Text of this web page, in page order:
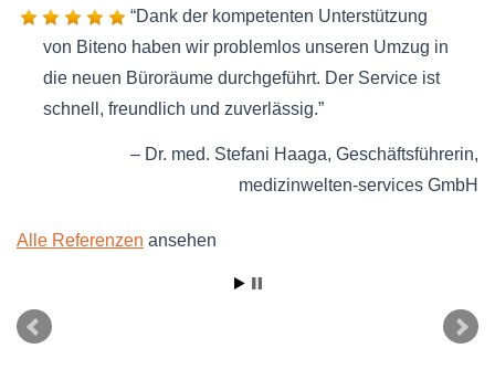
Dank der kompetenten Unterstützung
von Biteno haben wir problemlos unseren Umzug in
die neuen Büroräume durchgeführt. Der Service ist
schnell, freundlich und zuverlässig.
Dr. med. Stefani Haaga Geschäftsführerin
medizinwelten-services GmbH
Alle Referenzen ansehen